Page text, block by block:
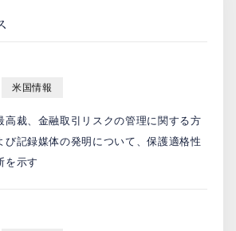
米国情報
高裁、金融取引リスクの管理に関する方
び記録媒体の発明について、保護適格性
を示す